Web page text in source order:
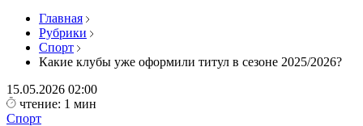
Главная
Рубрики
Спорт
Какие клубы уже оформили титул в сезоне 2025/2026?
15.05.2026 02:00
чтение: 1 мин
Спорт